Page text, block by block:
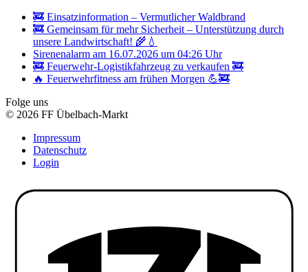
🚒 Einsatzinformation – Vermutlicher Waldbrand
🚒 Gemeinsam für mehr Sicherheit – Unterstützung durch
unsere Landwirtschaft! 🌾💧
Sirenenalarm am 16.07.2026 um 04:26 Uhr
🚒 Feuerwehr-Logistikfahrzeug zu verkaufen 🚒
🔥 Feuerwehrfitness am frühen Morgen 💪🚒
Folge uns
© 2026 FF Übelbach-Markt
Impressum
Datenschutz
Login